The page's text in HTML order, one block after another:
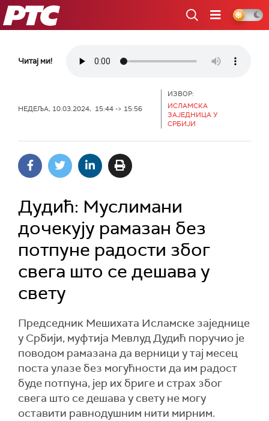
РТС
Читај ми!
НЕДЕЉА, 10.03.2024, 15:44 -> 15:56
ИЗВОР:
ИСЛАМСКА
ЗАЈЕДНИЦА У
СРБИЈИ
Дудић: Муслимани
дочекују рамазан без
потпуне радости због
свега што се дешава у
свету
Председник Мешихата Исламске заједнице
у Србији, муфтија Мевлуд Дудић поручио је
поводом рамазана да верници у тај месец
поста улазе без могућности да им радост
буде потпуна, јер их бриге и страх због
свега што се дешава у свету не могу
оставити равнодушним нити мирним.